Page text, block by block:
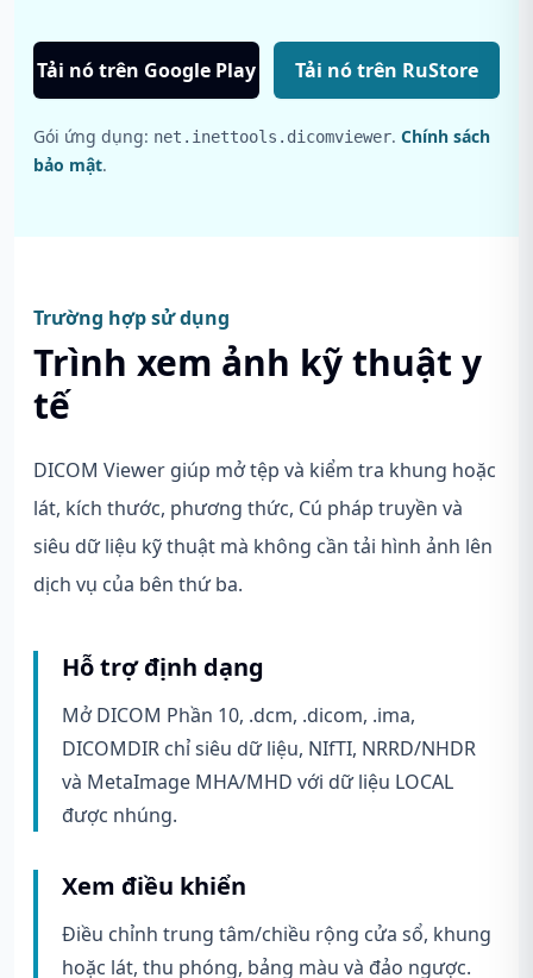
Tải nó trên Google Play Tải nó trên RuStore
Gói ứng dụng: net.inettools.dicomviewer. Chính sách
bảo mật.
Trường hợp sử dụng
Trình xem ảnh kỹ thuật y
tế
DICOM Viewer giúp mở tệp và kiểm tra khung hoặc
lát, kích thước, phương thức, Cú pháp truyền và
siêu dữ liệu kỹ thuật mà không cần tải hình ảnh lên
dịch vụ của bên thứ ba.
Hỗ trợ định dạng
Mở DICOM Phần 10, .dcm, .dicom, .ima,
DICOMDIR chỉ siêu dữ liệu, NIfTI, NRRD/NHDR
và ​​MetaImage MHA/MHD với dữ liệu LOCAL
được nhúng.
Xem điều khiển
Điều chỉnh trung tâm/chiều rộng cửa sổ, khung
hoặc lát, thu phóng, bảng màu và đảo ngược.